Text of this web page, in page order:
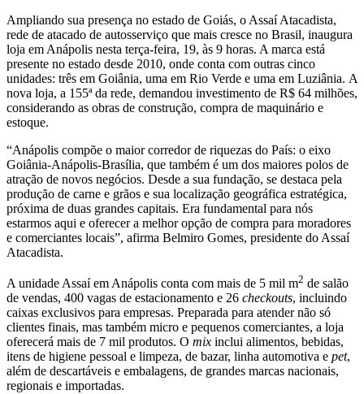
Ampliando sua presença no estado de Goiás, o Assaí Atacadista,
rede de atacado de autosserviço que mais cresce no Brasil, inaugura
loja em Anápolis nesta terça-feira, 19, às 9 horas. A marca está
presente no estado desde 2010, onde conta com outras cinco
unidades: três em Goiânia, uma em Rio Verde e uma em Luziânia. A
nova loja, a 155ª da rede, demandou investimento de R$ 64 milhões,
considerando as obras de construção, compra de maquinário e
estoque.
“Anápolis compõe o maior corredor de riquezas do País: o eixo
Goiânia-Anápolis-Brasília, que também é um dos maiores polos de
atração de novos negócios. Desde a sua fundação, se destaca pela
produção de carne e grãos e sua localização geográfica estratégica,
próxima de duas grandes capitais. Era fundamental para nós
estarmos aqui e oferecer a melhor opção de compra para moradores
e comerciantes locais”, afirma Belmiro Gomes, presidente do Assaí
Atacadista.
A unidade Assaí em Anápolis conta com mais de 5 mil m2 de salão
de vendas, 400 vagas de estacionamento e 26 checkouts, incluindo
caixas exclusivos para empresas. Preparada para atender não só
clientes finais, mas também micro e pequenos comerciantes, a loja
oferecerá mais de 7 mil produtos. O mix inclui alimentos, bebidas,
itens de higiene pessoal e limpeza, de bazar, linha automotiva e pet,
além de descartáveis e embalagens, de grandes marcas nacionais,
regionais e importadas.